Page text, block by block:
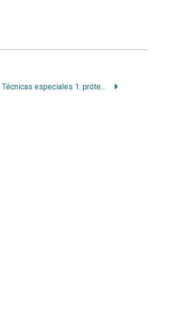
Técnicas especiales 1: prótesis inmediata, prótesis hibrida, prótesis articulada, prótesis bipartita, eje de inserción racional, prótesis para el enfermo periodontal, prótesis con cerrojos, prótesis asistidas por implantes